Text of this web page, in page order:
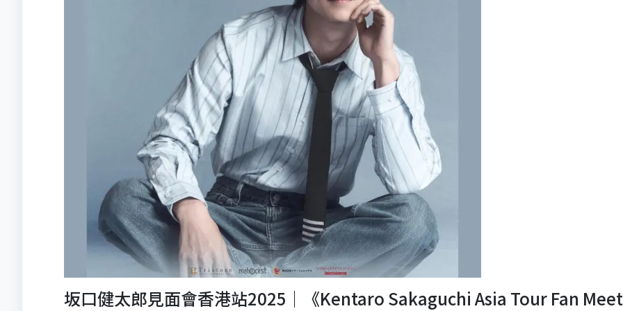
坂口健太郎見面會香港站2025｜《Kentaro Sakaguchi Asia Tour Fan